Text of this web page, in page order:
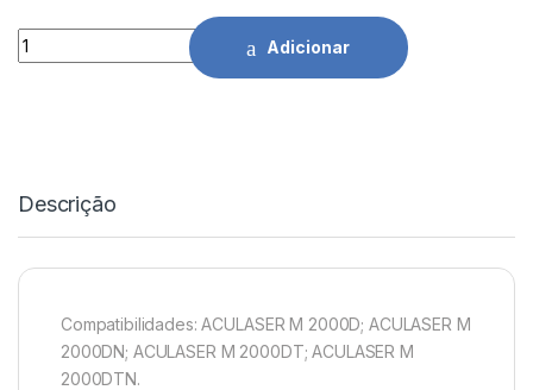
Toner Comp. Epson M2000 quantidade
Adicionar
Descrição
Compatibilidades: ACULASER M 2000D; ACULASER M
2000DN; ACULASER M 2000DT; ACULASER M
2000DTN.